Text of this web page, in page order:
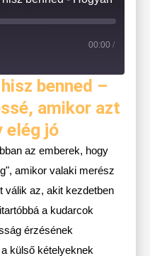
00:00 /
benned –
amikor azt
elég jó
az emberek, hogy
amikor valaki merész
válik az, akit kezdetben
a kudarcok
érzésének
külső kételyeknek